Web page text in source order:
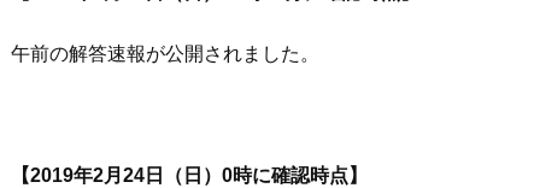
午前の解答速報が公開されました。
【2019年2月24日（日）0時に確認時点】